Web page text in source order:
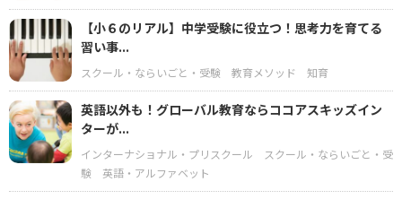
【小６のリアル】中学受験に役立つ！思考力を育てる
習い事...
スクール・ならいごと・受験 教育メソッド 知育
英語以外も！グローバル教育ならココアスキッズイン
ターが...
インターナショナル・プリスクール
スクール・ならいごと・受
験
英語・アルファベット